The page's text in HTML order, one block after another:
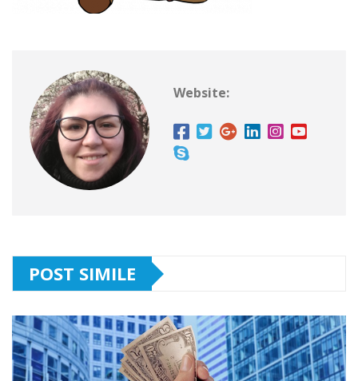
Website:
POST SIMILE